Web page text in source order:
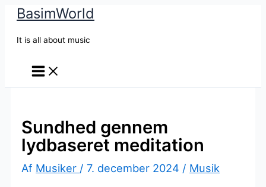
BasimWorld
It is all about music
Sundhed gennem
lydbaseret meditation
Af Musiker /7. december 2024 / Musik